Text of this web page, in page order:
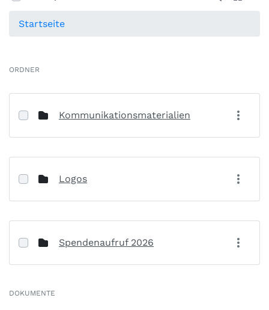
Startseite
ORDNER
Kommunikationsmaterialien
Logos
Spendenaufruf 2026
DOKUMENTE